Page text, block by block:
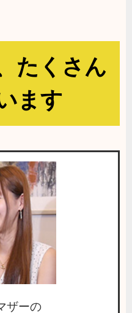
たくさん
ます
ザーの